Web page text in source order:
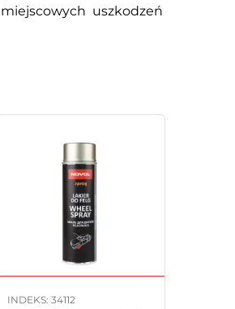
uszkodzeń
INDEKS: 34112